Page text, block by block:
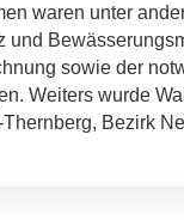
waren unter
und
sowie der
Weiters wurde
Bezirk